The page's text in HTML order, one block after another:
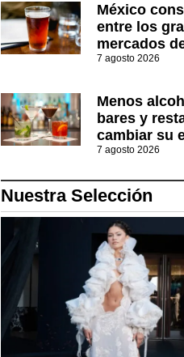
México
entre los
mercados
7 agosto 2026
Menos
bares y
cambiar su
7 agosto 2026
Nuestra Selección